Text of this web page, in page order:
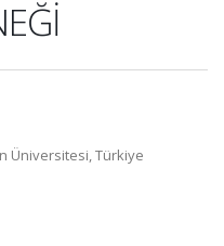
Üniversitesi, Türkiye